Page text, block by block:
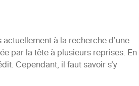
à la recherche d’une
par la tête à plusieurs reprises. En
Cependant, il faut savoir s’y